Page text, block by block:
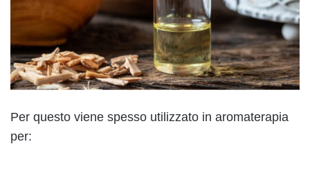
Per questo viene spesso utilizzato in aromaterapia
per: